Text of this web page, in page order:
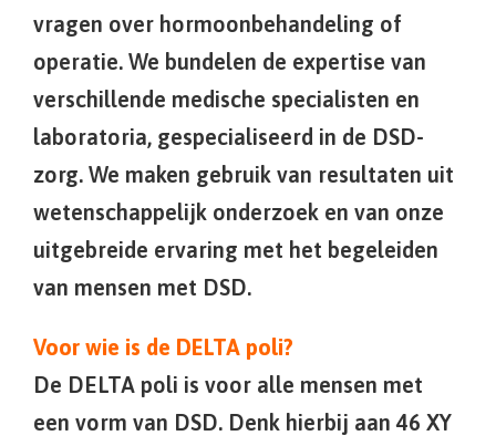
vragen over hormoonbehandeling of
operatie. We bundelen de expertise van
verschillende medische specialisten en
laboratoria, gespecialiseerd in de DSD-
zorg. We maken gebruik van resultaten uit
wetenschappelijk onderzoek en van onze
uitgebreide ervaring met het begeleiden
van mensen met DSD.
Voor wie is de DELTA poli?
De DELTA poli is voor alle mensen met
een vorm van DSD. Denk hierbij aan 46 XY